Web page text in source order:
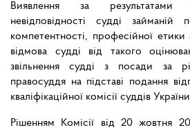
Виявлення за результатами
невідповідності судді займаній
компетентності, професійної
відмова судді від такого
звільнення судді з посади за
правосуддя на підставі подання
кваліфікаційної комісії суддів
Рішенням Комісії від 20 жовтня